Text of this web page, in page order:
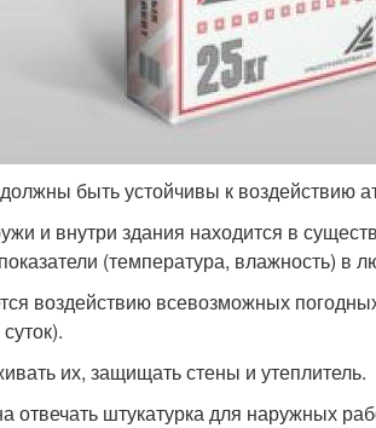
быть устойчивы к воздействию
и внутри здания находится в
(температура, влажность) в
воздействию всевозможных
их, защищать стены и утеплитель.
отвечать штукатурка для наружных